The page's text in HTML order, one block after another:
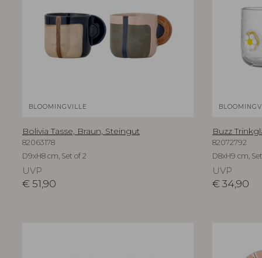
BLOOMINGVILLE
Bolivia Tasse, Braun, Steingut
82063178
D9xH8 cm, Set of 2
UVP
€51,90
Buzz
82072792
D8xH9 cm,
UVP
€34,90